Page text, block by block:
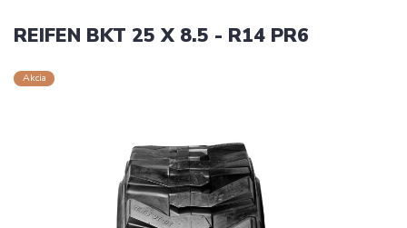
REIFEN BKT 25 X 8.5 - R14 PR6
Akcia